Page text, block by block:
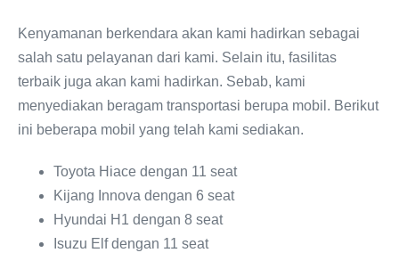
Kenyamanan berkendara akan kami hadirkan sebagai
salah satu pelayanan dari kami. Selain itu, fasilitas
terbaik juga akan kami hadirkan. Sebab, kami
menyediakan beragam transportasi berupa mobil. Berikut
ini beberapa mobil yang telah kami sediakan.
Toyota Hiace dengan 11 seat
Kijang Innova dengan 6 seat
Hyundai H1 dengan 8 seat
Isuzu Elf dengan 11 seat